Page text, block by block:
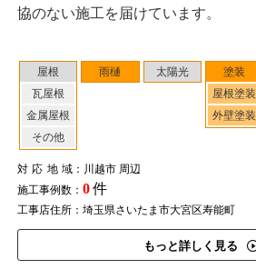
屋根
瓦屋根
金属屋根
その他
雨樋 太陽光
塗装
屋根塗装
外壁塗装
対応地域：川越市 周辺
施工事例数： 0件
工事店住所：埼玉県さいたま市大宮区寿能町
もっと詳しく見る
協のない施工を届けています。